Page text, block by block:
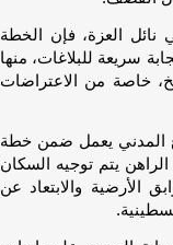
العزة، فإن الخطة
سريعة للبلاغات، منها
خاصة من الاعتراضات
المدني يعمل ضمن خطة
يتم توجيه السكان
الأرضية والابتعاد عن